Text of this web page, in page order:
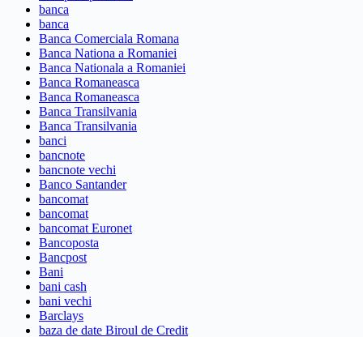
banca
banca
Banca Comerciala Romana
Banca Nationa a Romaniei
Banca Nationala a Romaniei
Banca Romaneasca
Banca Romaneasca
Banca Transilvania
Banca Transilvania
banci
bancnote
bancnote vechi
Banco Santander
bancomat
bancomat
bancomat Euronet
Bancoposta
Bancpost
Bani
bani cash
bani vechi
Barclays
baza de date Biroul de Credit